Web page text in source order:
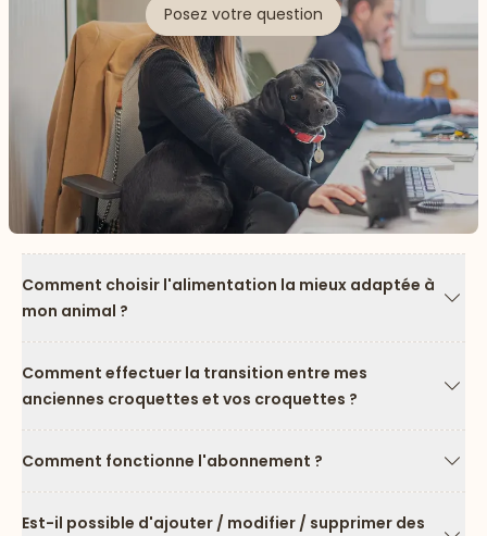
Posez votre question
Comment choisir l'alimentation la mieux adaptée à
mon animal ?
Comment effectuer la transition entre mes
anciennes croquettes et vos croquettes ?
Comment fonctionne l'abonnement ?
Est-il possible d'ajouter / modifier / supprimer des